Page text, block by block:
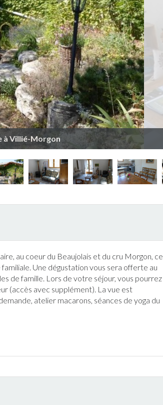
à Villié-Morgon
au coeur du Beaujolais et du cru Morgon, ce
Une dégustation vous sera offerte au
de famille. Lors de votre séjour, vous pourrez
(accès avec supplément). La vue est
atelier macarons, séances de yoga du